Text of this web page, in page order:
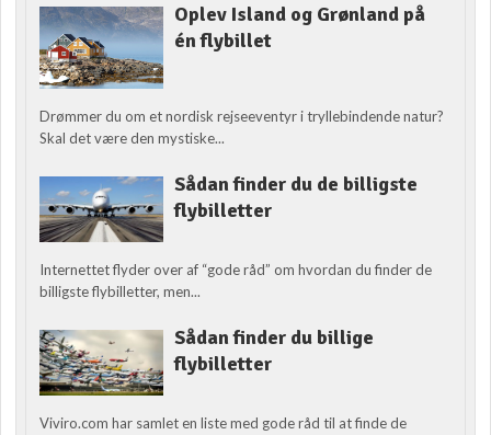
Oplev Island og Grønland på
én flybillet
Drømmer du om et nordisk rejseeventyr i tryllebindende natur?
Skal det være den mystiske...
Sådan finder du de billigste
flybilletter
Internettet flyder over af “gode råd” om hvordan du finder de
billigste flybilletter, men...
Sådan finder du billige
flybilletter
Viviro.com har samlet en liste med gode råd til at finde de